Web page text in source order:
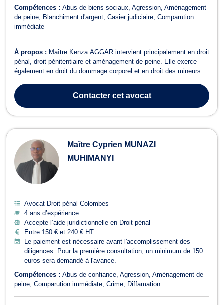
Compétences : Abus de biens sociaux Agression Aménagement
de peine
Blanchiment d'argent Casier judiciaire Comparution
immédiate
À propos : Maître Kenza AGGAR intervient principalement en droit
pénal, droit pénitentiaire et aménagement de peine. Elle exerce
également en droit du dommage corporel et en droit des mineurs.
de la procédure - garde à vue, instruction, jugement et
aménagement de peine ...Contactercet avocat
Maître Cyprien MUNAZI
MUHIMANYI
Avocat Droit pénal Colombes
4 ans d’expérience
Accepte l’aide juridictionnelle en Droit pénal
Entre 150 € et 240 € HT
Le paiement est nécessaire avant l'accomplissement des
diligences. Pour la première consultation, un minimum de 150
euros sera demandé à l'avance.
Compétences : Abus de confiance Agression Aménagement de
peine Comparution immédiate Crime Diffamation